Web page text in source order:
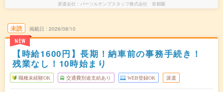
派遣会社 パーソルテンプスタッフ株式会社 首都圏
未読
NEW
掲載日 2026/08/10
【時給1600円】長期！納車前の事務手続き！
残業なし！10時始まり
職種未経験OK 交通費別途支給あり WEB登録OK 派遣